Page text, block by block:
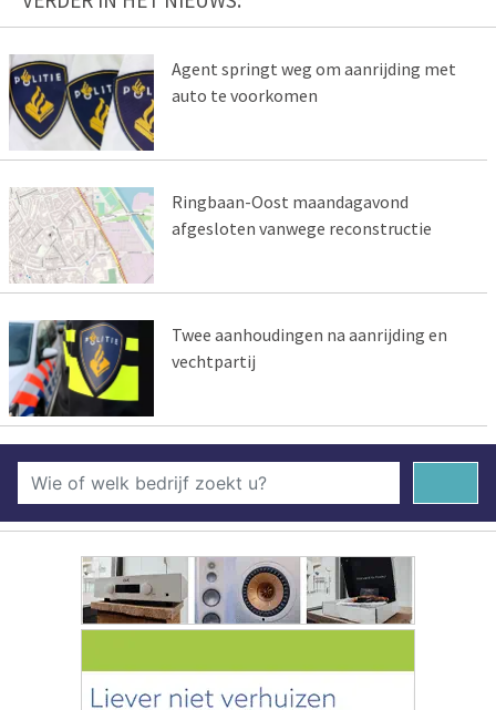
Agent springt weg om aanrijding met
auto te voorkomen
Ringbaan-Oost maandagavond
afgesloten vanwege reconstructie
Twee aanhoudingen na aanrijding en
vechtpartij